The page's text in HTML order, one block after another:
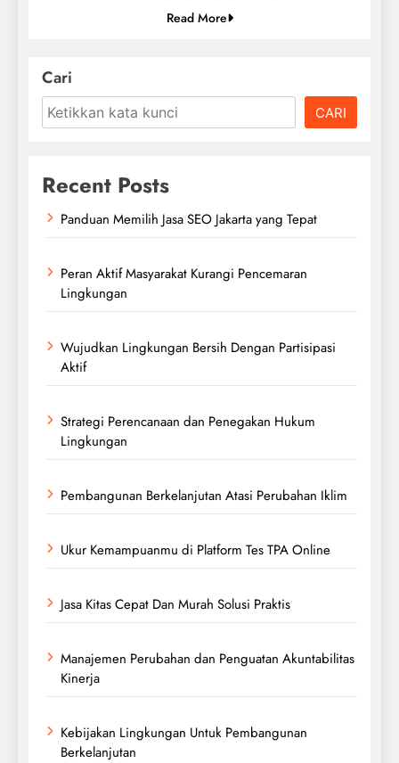
Read More
Cari
CARI
Recent Posts
Panduan Memilih Jasa SEO Jakarta yang Tepat
Peran Aktif Masyarakat Kurangi Pencemaran
Lingkungan
Wujudkan Lingkungan Bersih Dengan Partisipasi
Aktif
Strategi Perencanaan dan Penegakan Hukum
Lingkungan
Pembangunan Berkelanjutan Atasi Perubahan Iklim
Ukur Kemampuanmu di Platform Tes TPA Online
Jasa Kitas Cepat Dan Murah Solusi Praktis
Manajemen Perubahan dan Penguatan Akuntabilitas
Kinerja
Kebijakan Lingkungan Untuk Pembangunan
Berkelanjutan